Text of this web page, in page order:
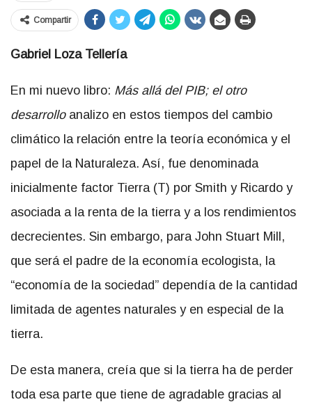
Compartir
Gabriel Loza Tellería
En mi nuevo libro: Más allá del PIB; el otro
desarrolloanalizo en estos tiempos del cambio
climático la relación entre la teoría económica y el
papel de la Naturaleza. Así, fue denominada
inicialmente factor Tierra (T) por Smith y Ricardo y
asociada a la renta de la tierra y a los rendimientos
decrecientes. Sin embargo, para John Stuart Mill,
que será el padre de la economía ecologista, la
“economía de la sociedad” dependía de la cantidad
limitada de agentes naturales y en especial de la
tierra.
De esta manera, creía que si la tierra ha de perder
toda esa parte que tiene de agradable gracias al